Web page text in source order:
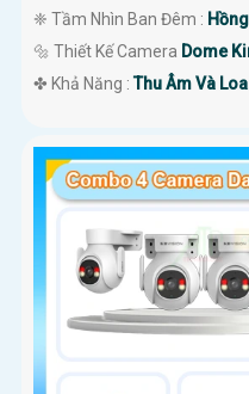
❈ Tầm Nhìn Ban Đêm :
🔩 Thiết Kế Camera Dome
️✤ Khả Năng :Thu Âm Và